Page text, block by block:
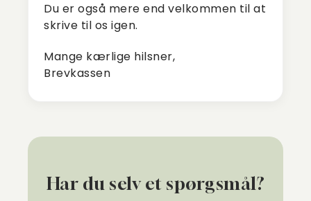
Du er også mere end velkommen til at
skrive til os igen.
Mange kærlige hilsner,
Brevkassen
Har du selv et spørgsmål?